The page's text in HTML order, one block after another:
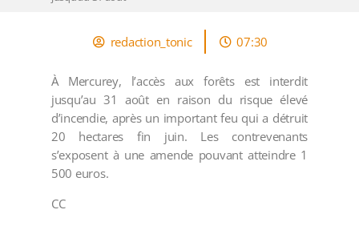
redaction_tonic 07:30
À Mercurey, l’accès aux forêts est interdit
jusqu’au 31 août en raison du risque élevé
d’incendie, après un important feu qui a détruit
20 hectares fin juin. Les contrevenants
s’exposent à une amende pouvant atteindre 1
500 euros.
CC